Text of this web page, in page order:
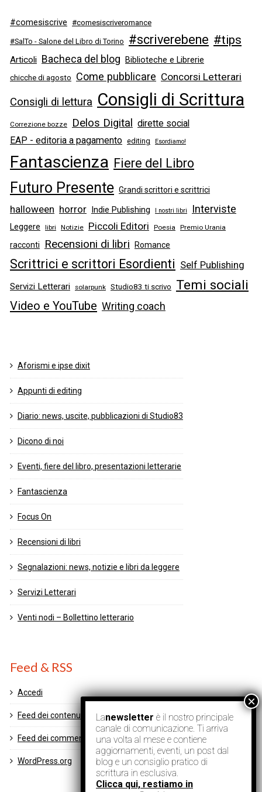
#comesiscrive #comesiscriveromance
#SalTo - Salone del Libro di Torino #scriverebene #tips
Articoli Bacheca del blog Biblioteche e Librerie
chicche di agosto Come pubblicare Concorsi Letterari
Consigli di lettura Consigli di Scrittura
Correzione bozze Delos Digital
dirette social
EAP - editoria a pagamento editing Esordiamo!
Fantascienza Fiere del Libro
Futuro Presente Grandi scrittori e scrittrici
halloween horror Indie Publishing I nostri libri Interviste
Leggere libri Notizie Piccoli Editori Poesia Premio Urania
racconti Recensioni di libri Romance
Scrittrici e scrittori Esordienti Self Publishing
Servizi Letterari solarpunk Studio83 ti scrivo Temi sociali
Video e YouTube Writing coach
Aforismi e ipse dixit
Appunti di editing
Diario: news, uscite, pubblicazioni di Studio83
Dicono di noi
Eventi, fiere del libro, presentazioni letterarie
Fantascienza
Focus On
Recensioni di libri
Segnalazioni: news, notizie e libri da leggere
Servizi Letterari
Venti nodi – Bollettino letterario
Feed & RSS
Accedi
Feed dei contenuti
Feed dei commenti
WordPress.org
Lanewsletter è il nostro principale
canale di comunicazione. Ti arriva
una volta al mese e contiene
aggiornamenti, eventi, un post dal
blog e un consiglio pratico di
scrittura in esclusiva.
Clicca qui, restiamo in